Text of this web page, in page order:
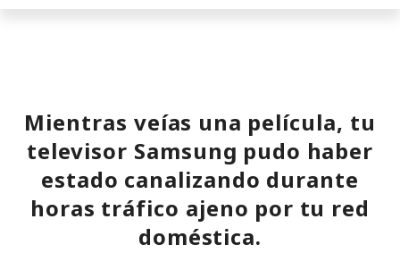
Mientras veías una película, tu
televisor Samsung pudo haber
estado canalizando durante
horas tráfico ajeno por tu red
doméstica.